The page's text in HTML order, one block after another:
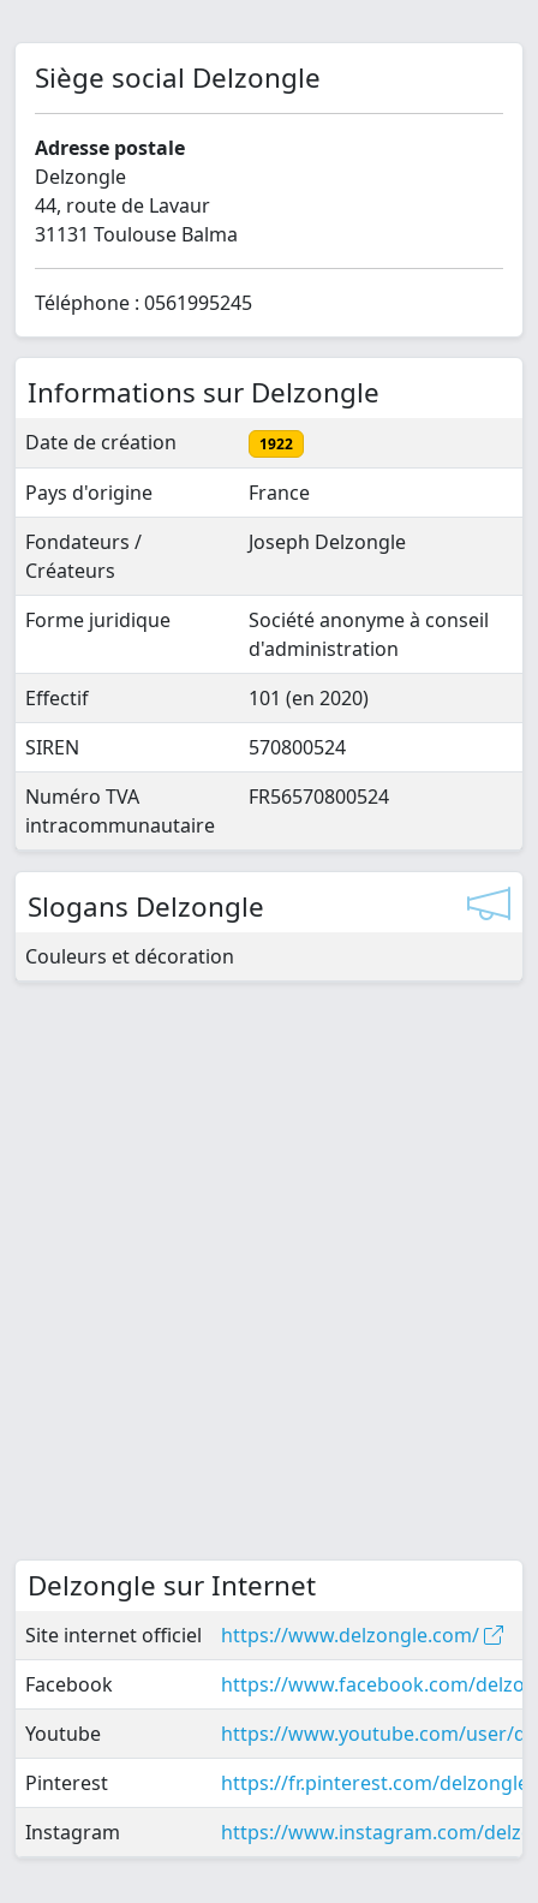
Siège social Delzongle
Adresse postale
Delzongle
44, route de Lavaur
31131 Toulouse Balma
Téléphone : 0561995245
Informations sur Delzongle
Date de création 1922
Pays d'origine
France
Fondateurs /
Créateurs
Joseph Delzongle
Forme juridique
Société anonyme à conseil
d'administration
Effectif
101 (en 2020)
SIREN
570800524
Numéro TVA
intracommunautaire
FR56570800524
Slogans Delzongle
Couleurs et décoration
Delzongle sur Internet
Site internet officiel
https://www.delzongle.com/
Facebook
https://www.facebook.com/
Youtube
https://www.youtube.com/user/
Pinterest
https://fr.pinterest.com/
Instagram
https://www.instagram.com/